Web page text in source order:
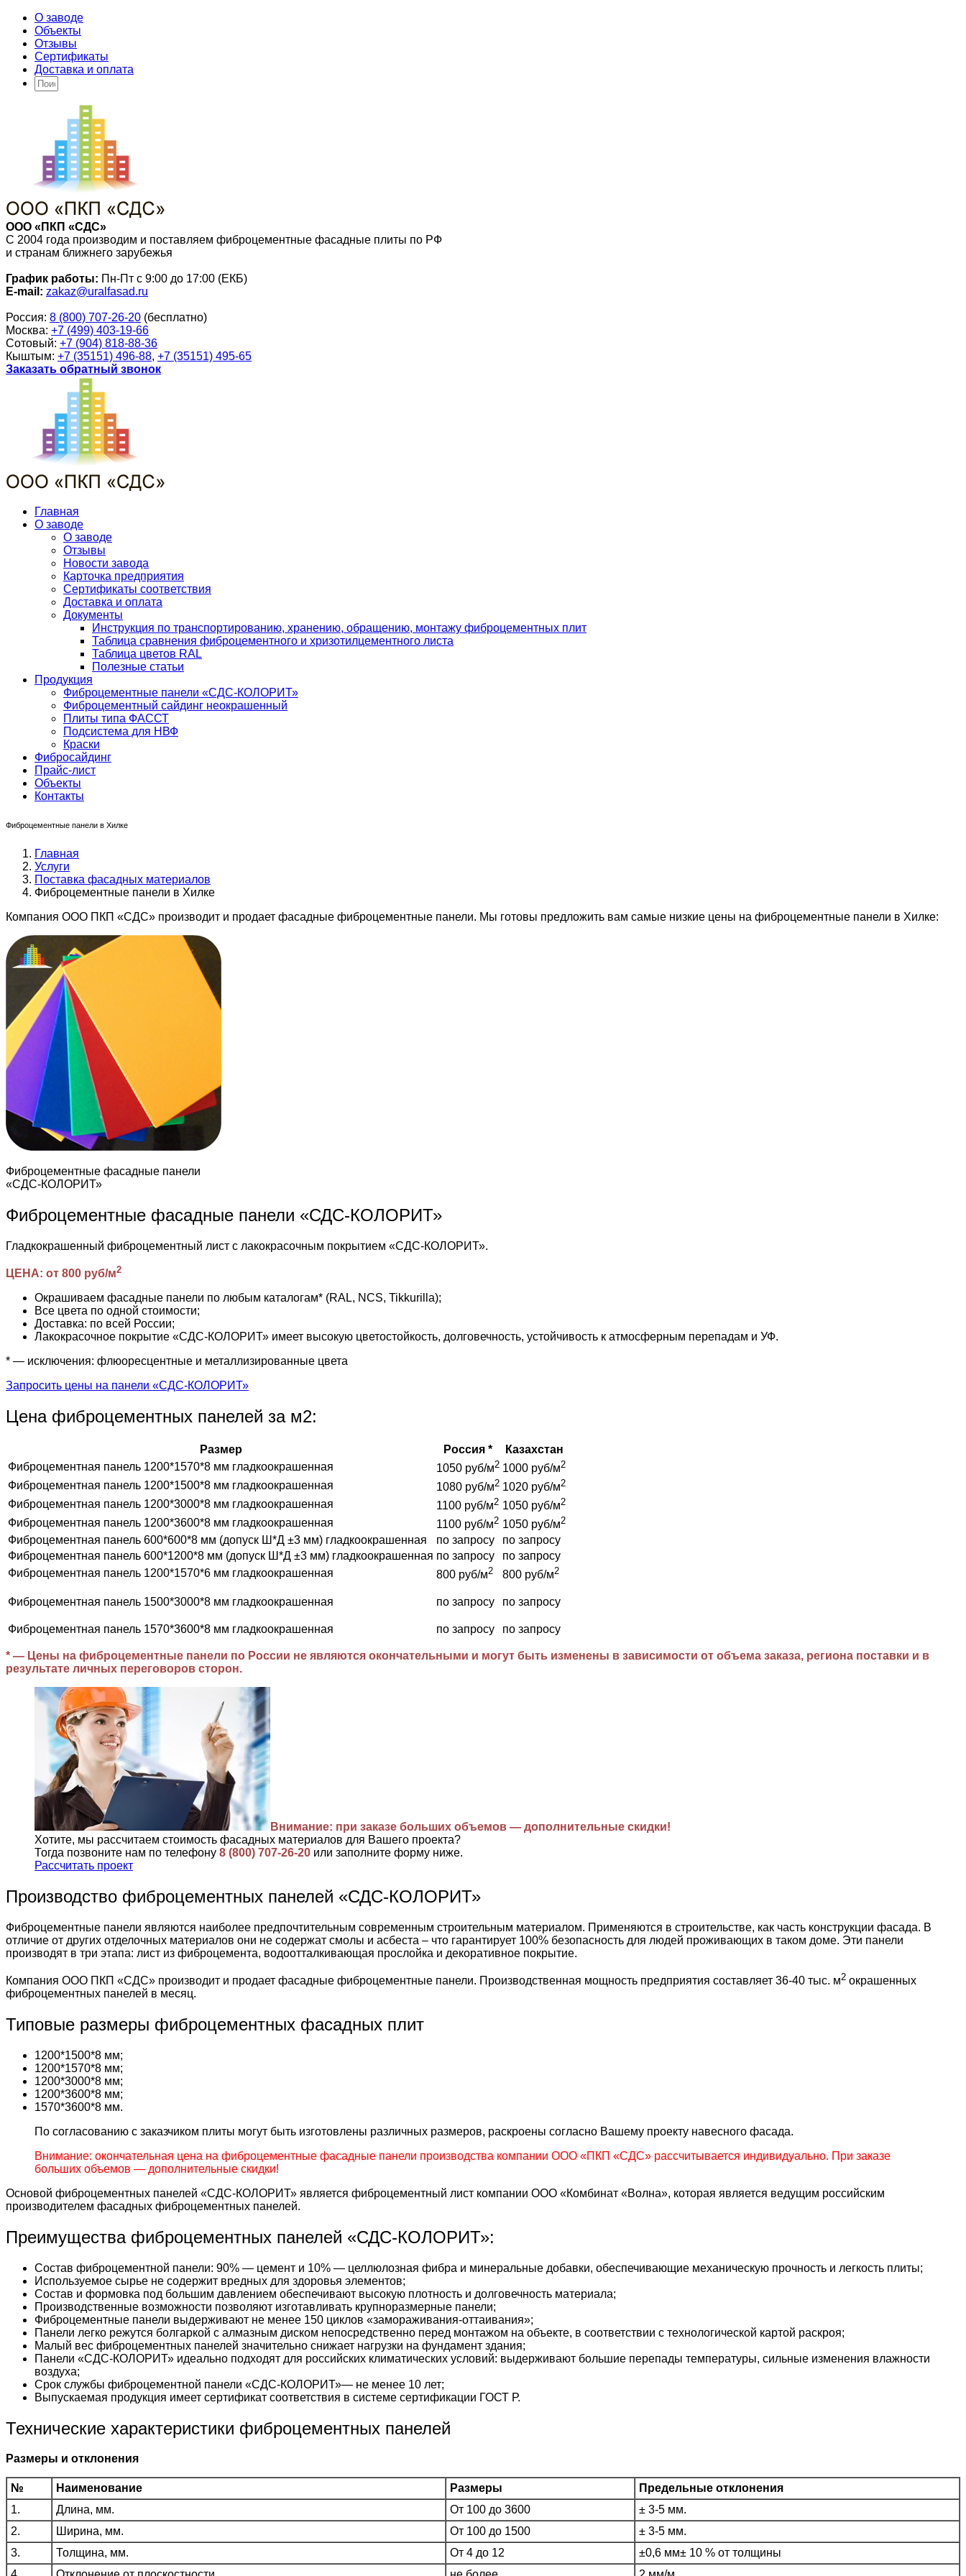
О заводе
Объекты
Отзывы
Сертификаты
Доставка и оплата
ООО «ПКП «СДС»
С 2004 года производим и поставляем фиброцементные фасадные плиты по РФ
и странам ближнего зарубежья
График работы: Пн-Пт с 9:00 до 17:00 (ЕКБ)
E-mail: zakaz@uralfasad.ru
Россия: 8 (800) 707-26-20 (бесплатно)
Москва: +7 (499) 403-19-66
Сотовый: +7 (904) 818-88-36
Кыштым: +7 (35151) 496-88, +7 (35151) 495-65
Заказать обратный звонок
Главная
О заводе
О заводе
Отзывы
Новости завода
Карточка предприятия
Сертификаты соответствия
Доставка и оплата
Документы
Инструкция по транспортированию, хранению, обращению, монтажу фиброцементных плит
Таблица сравнения фиброцементного и хризотилцементного листа
Таблица цветов RAL
Полезные статьи
Продукция
Фиброцементные панели «СДС-КОЛОРИТ»
Фиброцементный сайдинг неокрашенный
Плиты типа ФАССТ
Подсистема для НВФ
Краски
Фибросайдинг
Прайс-лист
Объекты
Контакты
Фиброцементные панели в Хилке
Главная
Услуги
Поставка фасадных материалов
Фиброцементные панели в Хилке
Компания ООО ПКП «СДС» производит и продает фасадные фиброцементные панели. Мы готовы предложить вам самые низкие цены на фиброцементные панели в Хилке:
Фиброцементные фасадные панели
«СДС-КОЛОРИТ»
Фиброцементные фасадные панели «СДС-КОЛОРИТ»
Гладкокрашенный фиброцементный лист с лакокрасочным покрытием «СДС-КОЛОРИТ».
ЦЕНА: от 800 руб/м2
Окрашиваем фасадные панели по любым каталогам* (RAL, NCS, Tikkurilla);
Все цвета по одной стоимости;
Доставка: по всей России;
Лакокрасочное покрытие «СДС-КОЛОРИТ» имеет высокую цветостойкость, долговечность, устойчивость к атмосферным перепадам и УФ.
* — исключения: флюоресцентные и металлизированные цвета
Запросить цены на панели «СДС-КОЛОРИТ»
Цена фиброцементных панелей за м2:
Размер Россия *
Казахстан
Фиброцементная панель 1200*1570*8 мм гладкоокрашенная
1050 руб/м2 1000 руб/м2
Фиброцементная панель 1200*1500*8 мм гладкоокрашенная 1080 руб/м2 1020 руб/м2
Фиброцементная панель 1200*3000*8 мм гладкоокрашенная 1100 руб/м2 1050 руб/м2
Фиброцементная панель 1200*3600*8 мм гладкоокрашенная 1100 руб/м2 1050 руб/м2
Фиброцементная панель 600*600*8 мм (допуск Ш*Д ±3 мм) гладкоокрашенная по запросу
по запросу
Фиброцементная панель 600*1200*8 мм (допуск Ш*Д ±3 мм) гладкоокрашенная по запросу
по запросу
Фиброцементная панель 1200*1570*6 мм гладкоокрашенная
800 руб/м2 800 руб/м2
Фиброцементная панель 1500*3000*8 мм гладкоокрашенная по запросу по запросу
Фиброцементная панель 1570*3600*8 мм гладкоокрашенная по запросу по запросу
* — Цены на фиброцементные панели по России не являются окончательными и могут быть изменены в зависимости от объема заказа, региона поставки и в
результате личных переговоров сторон.
Внимание: при заказе больших объемов — дополнительные скидки!
Хотите, мы рассчитаем стоимость фасадных материалов для Вашего проекта?
Тогда позвоните нам по телефону 8 (800) 707-26-20 или заполните форму ниже.
Рассчитать проект
Производство фиброцементных панелей «СДС-КОЛОРИТ»
Фиброцементные панели являются наиболее предпочтительным современным строительным материалом. Применяются в строительстве, как часть конструкции фасада. В
отличие от других отделочных материалов они не содержат смолы и асбеста – что гарантирует 100% безопасность для людей проживающих в таком доме. Эти панели
производят в три этапа: лист из фиброцемента, водоотталкивающая прослойка и декоративное покрытие.
Компания ООО ПКП «СДС» производит и продает фасадные фиброцементные панели. Производственная мощность предприятия составляет 36-40 тыс. м2 окрашенных
фиброцементных панелей в месяц.
Типовые размеры фиброцементных фасадных плит
1200*1500*8 мм;
1200*1570*8 мм;
1200*3000*8 мм;
1200*3600*8 мм;
1570*3600*8 мм.
По согласованию с заказчиком плиты могут быть изготовлены различных размеров, раскроены согласно Вашему проекту навесного фасада.
Внимание: окончательная цена на фиброцементные фасадные панели производства компании ООО «ПКП «СДС» рассчитывается индивидуально. При заказе
больших объемов — дополнительные скидки!
Основой фиброцементных панелей «СДС-КОЛОРИТ» является фиброцементный лист компании ООО «Комбинат «Волна», которая является ведущим российским
производителем фасадных фиброцементных панелей.
Преимущества фиброцементных панелей «СДС-КОЛОРИТ»:
Состав фиброцементной панели: 90% — цемент и 10% — целлюлозная фибра и минеральные добавки, обеспечивающие механическую прочность и легкость плиты;
Используемое сырье не содержит вредных для здоровья элементов;
Состав и формовка под большим давлением обеспечивают высокую плотность и долговечность материала;
Производственные возможности позволяют изготавливать крупноразмерные панели;
Фиброцементные панели выдерживают не менее 150 циклов «замораживания-оттаивания»;
Панели легко режутся болгаркой с алмазным диском непосредственно перед монтажом на объекте, в соответствии с технологической картой раскроя;
Малый вес фиброцементных панелей значительно снижает нагрузки на фундамент здания;
Панели «СДС-КОЛОРИТ» идеально подходят для российских климатических условий: выдерживают большие перепады температуры, сильные изменения влажности
воздуха;
Срок службы фиброцементной панели «СДС-КОЛОРИТ»— не менее 10 лет;
Выпускаемая продукция имеет сертификат соответствия в системе сертификации ГОСТ Р.
Технические характеристики фиброцементных панелей
Размеры и отклонения
№ Наименование Размеры
Предельные отклонения
1.
Длина, мм. От 100 до 3600
± 3-5 мм.
2.
Ширина, мм. От 100 до 1500
± 3-5 мм.
3.
Толщина, мм. От 4 до 12
±0,6 мм± 10 % от толщины